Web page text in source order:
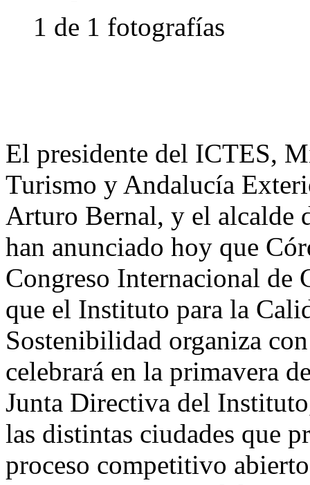
1 de 1 fotografías
El presidente del ICTES,
Turismo y Andalucía
Arturo Bernal, y el alcalde
han anunciado hoy que
Congreso Internacional de
que el Instituto para la
Sostenibilidad organiza
celebrará en la primavera
Junta Directiva del
las distintas ciudades que
proceso competitivo